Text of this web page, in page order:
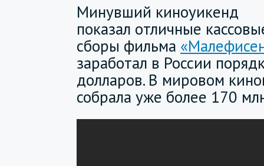
Минувший киноуикенд
показал отличные
сборы фильма
заработал в России
долларов. В мировом
собрала уже более 170